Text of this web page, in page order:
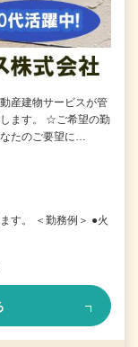
産建物サービスが管
ます。 ☆ご希望の勤
たのご要望に…
す。 ＜勤務例＞ ●火